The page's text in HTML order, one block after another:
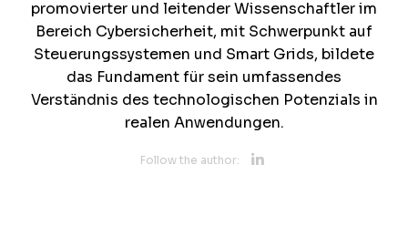
promovierter und leitender Wissenschaftler im
Bereich Cybersicherheit, mit Schwerpunkt auf
Steuerungssystemen und Smart Grids, bildete
das Fundament für sein umfassendes
Verständnis des technologischen Potenzials in
realen Anwendungen.
Follow the author: Opens new